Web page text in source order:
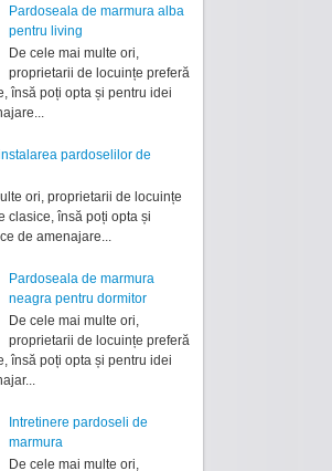
Pardoseala de marmura alba
pentru living
De cele mai multe ori,
proprietarii de locuințe preferă
însă poți opta și pentru idei
pardoselilor de
ori, proprietarii de locuințe
clasice, însă poți opta și
de amenajare...
Pardoseala de marmura
neagra pentru dormitor
De cele mai multe ori,
proprietarii de locuințe preferă
însă poți opta și pentru idei
Intretinere pardoseli de
marmura
De cele mai multe ori,